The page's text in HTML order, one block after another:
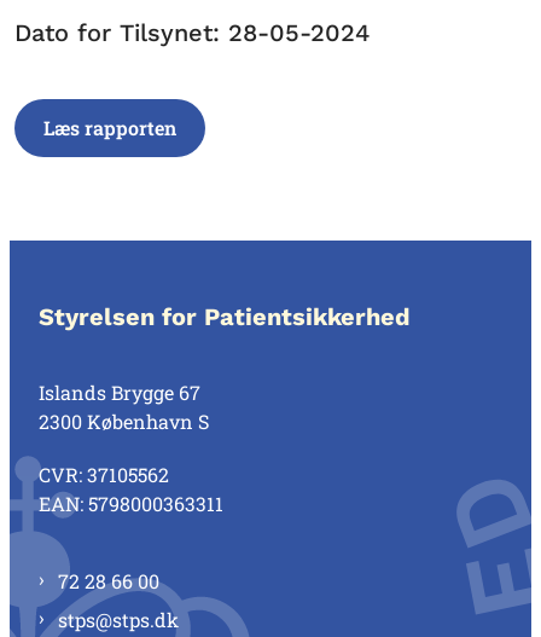
Dato for Tilsynet: 28-05-2024
Læs rapporten
Styrelsen for Patientsikkerhed
Islands Brygge 67
2300 København S
CVR: 37105562
EAN: 5798000363311
72 28 66 00
stps@stps.dk